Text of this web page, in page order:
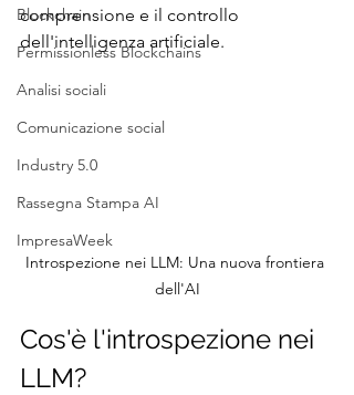
Blockchain
Permissionless Blockchains
Analisi sociali
Comunicazione social
Industry 5.0
Rassegna Stampa AI
ImpresaWeek
comprensione e il controllo
dell'intelligenza artificiale.
Introspezione nei LLM: Una nuova frontiera
dell'AI
Cos'è l'introspezione nei
LLM?